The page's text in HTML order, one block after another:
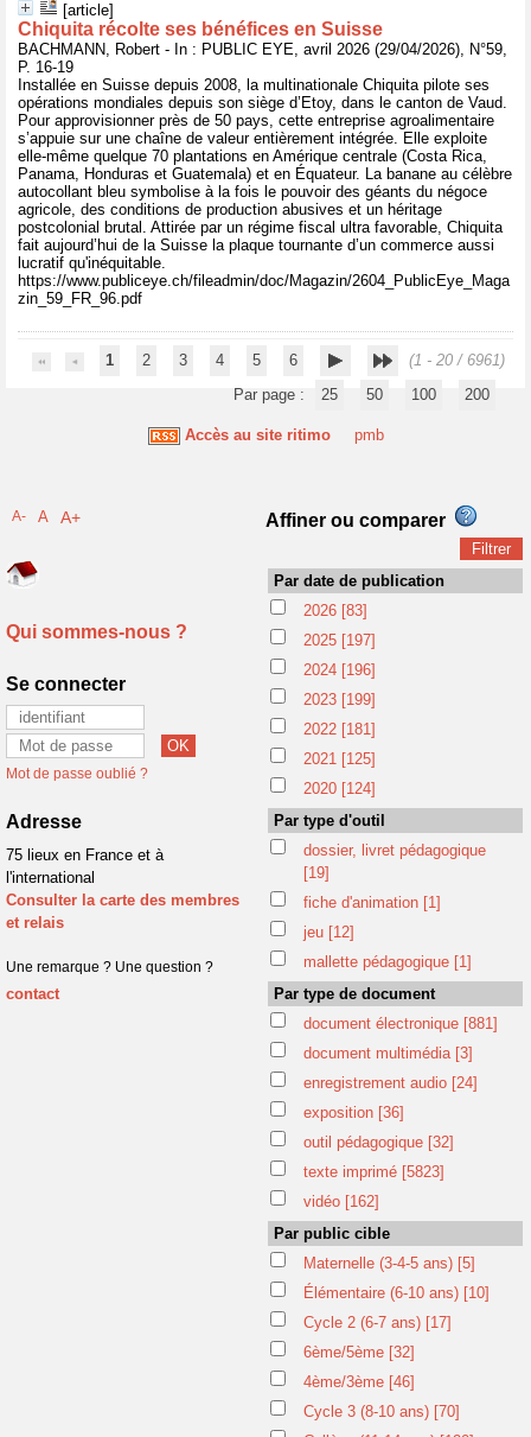
[article]
Chiquita récolte ses bénéfices en Suisse
BACHMANN, Robert - In : PUBLIC EYE, avril 2026 (29/04/2026), N°59,
P. 16-19
Installée en Suisse depuis 2008, la multinationale Chiquita pilote ses
opérations mondiales depuis son siège d’Etoy, dans le canton de Vaud.
Pour approvisionner près de 50 pays, cette entreprise agroalimentaire
s’appuie sur une chaîne de valeur entièrement intégrée. Elle exploite
elle-même quelque 70 plantations en Amérique centrale (Costa Rica,
Panama, Honduras et Guatemala) et en Équateur. La banane au célèbre
autocollant bleu symbolise à la fois le pouvoir des géants du négoce
agricole, des conditions de production abusives et un héritage
postcolonial brutal. Attirée par un régime fiscal ultra favorable, Chiquita
fait aujourd’hui de la Suisse la plaque tournante d’un commerce aussi
lucratif qu'inéquitable.
https://www.publiceye.ch/fileadmin/doc/Magazin/2604_PublicEye_Maga
zin_59_FR_96.pdf
1 2 3 4 5 6
(1 - 20 / 6961)
Par page :
25 50 100 200
Accès au site ritimo pmb
A- A A+
Qui sommes-nous ?
Se connecter
Mot de passe oublié ?
Adresse
75 lieux en France et à
l'international
Consulter la carte des membres
et relais
Une remarque ? Une question ?
contact
Affiner ou comparer
Par date de publication
2026 [83]
2025 [197]
2024 [196]
2023 [199]
2022 [181]
2021 [125]
2020 [124]
Par type d'outil
dossier, livret pédagogique
[19]
fiche d'animation [1]
jeu [12]
mallette pédagogique [1]
Par type de document
document électronique [881]
document multimédia [3]
enregistrement audio [24]
exposition [36]
outil pédagogique [32]
texte imprimé [5823]
vidéo [162]
Par public cible
Maternelle (3-4-5 ans) [5]
Élémentaire (6-10 ans) [10]
Cycle 2 (6-7 ans) [17]
6ème/5ème [32]
4ème/3ème [46]
Cycle 3 (8-10 ans) [70]